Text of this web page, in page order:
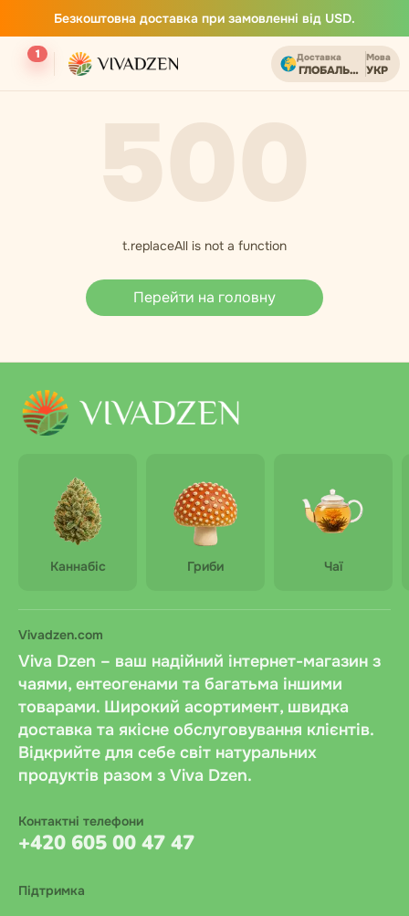
Безкоштовна доставка при замовленні від USD.
1 Доставка
ГЛОБАЛЬНИЙ
Мова
УКР
t.replaceAll is not a function
Перейти на головну
Каннабіс Гриби Чаї
Vivadzen.com
Viva Dzen – ваш надійний інтернет-магазин з
чаями, ентеогенами та багатьма іншими
товарами. Широкий асортимент, швидка
доставка та якісне обслуговування клієнтів.
Відкрийте для себе світ натуральних
продуктів разом з Viva Dzen.
Контактні телефони
+420 605 00 47 47
Підтримка